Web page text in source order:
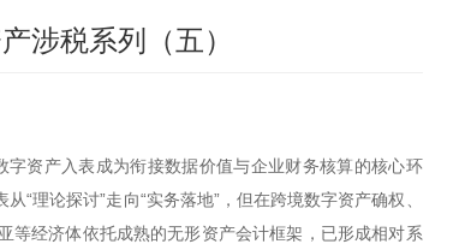
涉税系列（五）
资产入表成为衔接数据价值与企业财务核算的核心环
理论探讨”走向“实务落地”，但在跨境数字资产确权、
等经济体依托成熟的无形资产会计框架，已形成相对系